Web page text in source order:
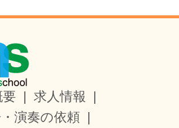
| 求人情報
|
演奏の依頼 |